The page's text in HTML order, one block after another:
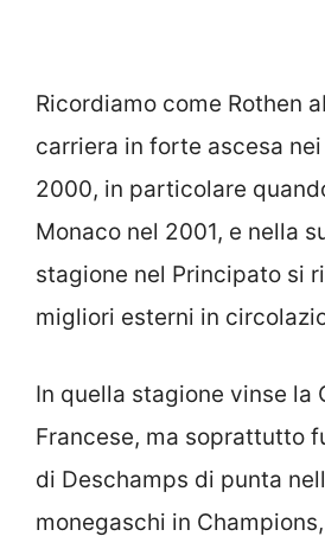
Ricordiamo come Rothen
carriera in forte ascesa
2000, in particolare
Monaco nel 2001, e nella
stagione nel Principato si
migliori esterni in
In quella stagione vinse la
Francese, ma soprattutto
di Deschamps di punta
monegaschi in